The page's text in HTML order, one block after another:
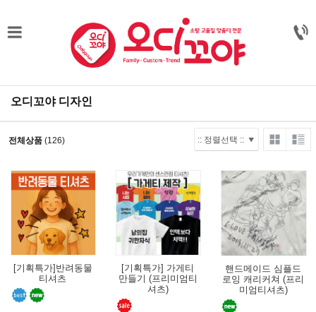
오디꼬야 디자인
전체상품 (126)
[기획특가]반려동물
티셔츠
[기획특가] 가게티
만들기 (프리미엄티
셔츠)
핸드메이드 심플드
로잉 캐리커쳐 (프리
미엄티셔츠)